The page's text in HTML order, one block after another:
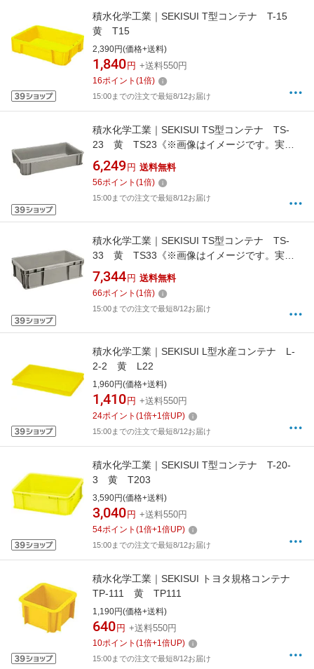
積水化学工業｜SEKISUI T型コンテナ T-15
黄 T15
2,390円(価格+送料)
1,840 円 +送料550円
16ポイント (1倍)
15:00までの注文で最短8/12お届け
積水化学工業｜SEKISUI TS型コンテナ TS-
23 黄 TS23《※画像はイメージです。実際
の商品とは異なります》
6,249 円 送料無料
56ポイント (1倍)
15:00までの注文で最短8/12お届け
積水化学工業｜SEKISUI TS型コンテナ TS-
33 黄 TS33《※画像はイメージです。実際
の商品とは異なります》
7,344 円 送料無料
66ポイント (1倍)
15:00までの注文で最短8/12お届け
積水化学工業｜SEKISUI L型水産コンテナ L-
2-2 黄 L22
1,960円(価格+送料)
1,410 円 +送料550円
24ポイント (1倍+1倍UP)
15:00までの注文で最短8/12お届け
積水化学工業｜SEKISUI T型コンテナ T-20-
3 黄 T203
3,590円(価格+送料)
3,040 円 +送料550円
54ポイント (1倍+1倍UP)
15:00までの注文で最短8/12お届け
積水化学工業｜SEKISUI トヨタ規格コンテナ
TP-111 黄 TP111
1,190円(価格+送料)
640 円 +送料550円
10ポイント (1倍+1倍UP)
15:00までの注文で最短8/12お届け